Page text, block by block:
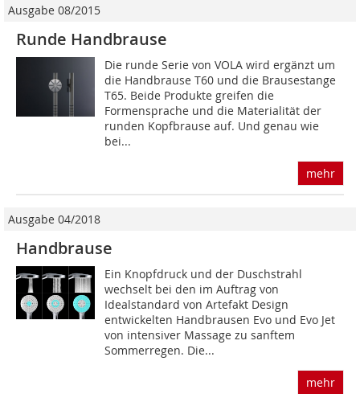
Ausgabe 08/2015
Runde Handbrause
Die runde Serie von VOLA wird ergänzt um
die Handbrause T60 und die Brausestange
T65. Beide Produkte greifen die
Formensprache und die Materialität der
runden Kopfbrause auf. Und genau wie
bei...
mehr
Ausgabe 04/2018
Handbrause
Ein Knopfdruck und der Duschstrahl
wechselt bei den im Auftrag von
Idealstandard von Artefakt Design
entwickelten Handbrausen Evo und Evo Jet
von intensiver Massage zu sanftem
Sommerregen. Die...
mehr